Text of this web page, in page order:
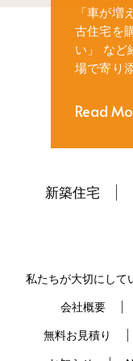
「車が増
古住宅を
い」
など
場で寄り
Read
新築住宅
私たちが大切にして
会社概要
無料お見積り